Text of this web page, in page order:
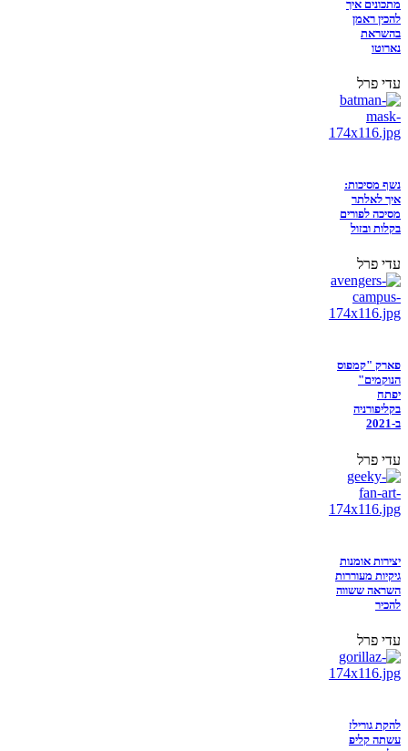
מתכונים איך
להכין ראמן
בהשראת
נארוטו
עדי פרל
נשף מסיכות:
איך לאלתר
מסיכה לפורים
בקלות ובזול
עדי פרל
פארק "קמפוס
הנוקמים"
יפתח
בקליפורניה
ב-2021
עדי פרל
יצירות אומנות
גיקיות מעוררות
השראה ששווה
להכיר
עדי פרל
להקת גורילז
עשתה קליפ